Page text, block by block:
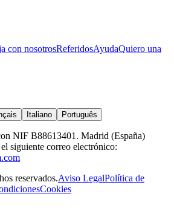
con nosotrosReferidosAyudaQuiero una
Italiano Português
NIF B88613401. Madrid (España)
siguiente correo electrónico:
reservados.Aviso LegalPolítica de
Cookies